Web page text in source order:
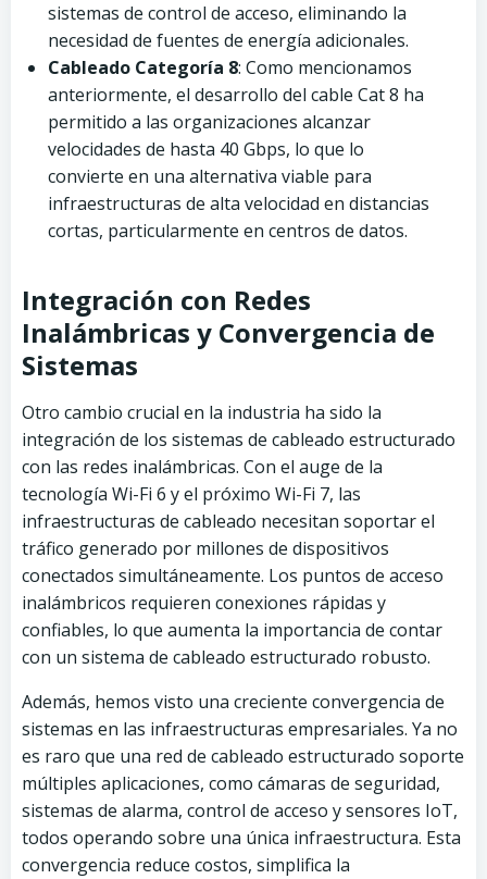
sistemas de control de acceso, eliminando la
necesidad de fuentes de energía adicionales.
Cableado Categoría 8: Como mencionamos
anteriormente, el desarrollo del cable Cat 8 ha
permitido a las organizaciones alcanzar
velocidades de hasta 40 Gbps, lo que lo
convierte en una alternativa viable para
infraestructuras de alta velocidad en distancias
cortas, particularmente en centros de datos.
Integración con Redes
Inalámbricas y Convergencia de
Sistemas
Otro cambio crucial en la industria ha sido la
integración de los sistemas de cableado estructurado
con las redes inalámbricas. Con el auge de la
tecnología Wi-Fi 6 y el próximo Wi-Fi 7, las
infraestructuras de cableado necesitan soportar el
tráfico generado por millones de dispositivos
conectados simultáneamente. Los puntos de acceso
inalámbricos requieren conexiones rápidas y
confiables, lo que aumenta la importancia de contar
con un sistema de cableado estructurado robusto.
Además, hemos visto una creciente convergencia de
sistemas en las infraestructuras empresariales. Ya no
es raro que una red de cableado estructurado soporte
múltiples aplicaciones, como cámaras de seguridad,
sistemas de alarma, control de acceso y sensores IoT,
todos operando sobre una única infraestructura. Esta
convergencia reduce costos, simplifica la